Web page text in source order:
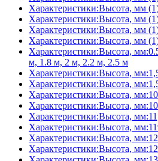
Характеристики:Высота, мм
Характеристики:Высота, мм
Характеристики:Высота, мм
Характеристики:Высота, мм
Характеристики:Высота,
м, 1.8 м, 2 м, 2.2 м, 2.5 м
Характеристики:Высота,
Характеристики:Высота,
Характеристики:Высота,
Характеристики:Высота,
Характеристики:Высота,
Характеристики:Высота,
Характеристики:Высота,
Характеристики:Высота,